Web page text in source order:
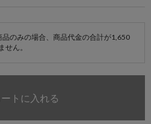
品のみの場合、商品代金の合計が1,650
せん。